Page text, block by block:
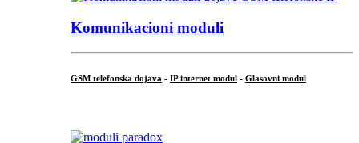
Komunikacioni moduli
GSM telefonska dojava - IP internet modul - Glasovni modul